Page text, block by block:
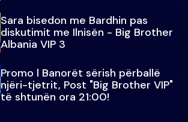
Sara bisedon me Bardhin pas
diskutimit me Ilnisën - Big Brother
Albania VIP 3
Promo l Banorët sërish përballë
njëri-tjetrit, Post "Big Brother VIP"
të shtunën ora 21:00!